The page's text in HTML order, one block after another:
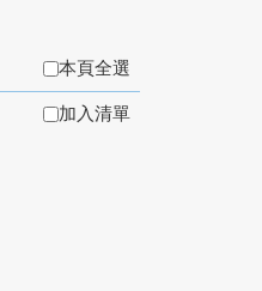
本頁全選
加入清單